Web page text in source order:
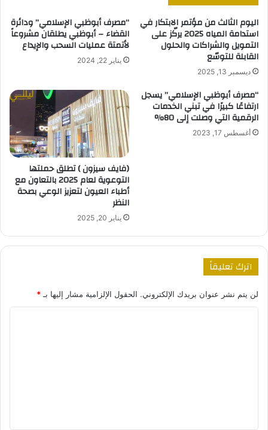
اليوم الثالث من مؤتمر الابتكار في
استدامة المياه 2025 يركّز على
التمويل والشراكات والحلول
القابلة للتوسّع
ديسمبر 13, 2025
“مصرف أبوظبي الإسلامي” ودائرة
القضاء – أبوظبي يطلقان مشروعاً
لأتمتة عمليات السحب والإيداع
يناير 22, 2024
“مصرف أبوظبي الإسلامي” يسجل
ارتفاعًا كبيرًا في تبني الخدمات
الرقمية التي وصلت إلى 80%
أغسطس 17, 2023
(فايف سيزون ) تطلق حملتها
التوعوية لعام 2025 بالتعاون مع
أطباء العيون لتعزيز الوعي بصحة
النظر
يناير 20, 2025
اترك تعليقاً
لن يتم نشر عنوان بريدك الإلكتروني. الحقول الإلزامية مشار إليها بـ *